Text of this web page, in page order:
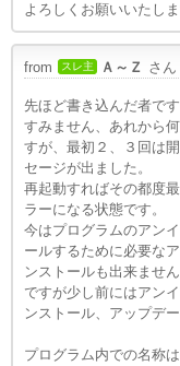
よろしくお願いいたしま
from スレ主 Ａ～Ｚ さん
先ほど書き込んだ者で
すみません、あれから
すが、最初２、３回は
セージが出ました。
再起動すればその都度
ラーになる状態です。
今はプログラムのアン
ールするために必要な
ンストールも出来ません
ですが少し前にはアン
ンストール、アップデ
プログラム内での名称